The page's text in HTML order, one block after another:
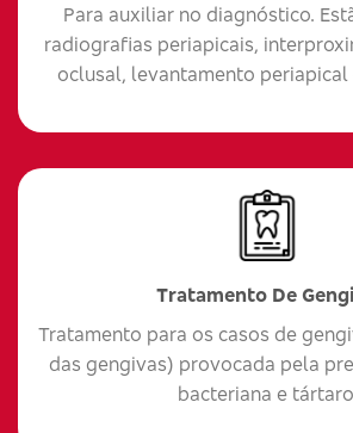
Para auxiliar no diagnóstico.
radiografias periapicais,
oclusal, levantamento periapical
Tratamento De
Tratamento para os casos de
das gengivas) provocada pela
bacteriana e